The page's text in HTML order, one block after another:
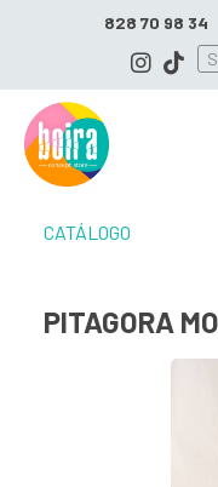
828 70 98 34
CATÁLOGO
PITAGORA